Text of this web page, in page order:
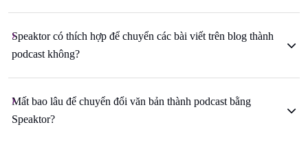
Speaktor có thích hợp để chuyển các bài viết trên blog thành
podcast không?
Mất bao lâu để chuyển đổi văn bản thành podcast bằng
Speaktor?